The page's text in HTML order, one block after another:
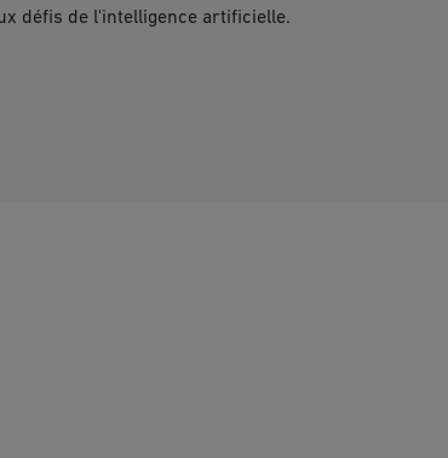
défis de l'intelligence artificielle.